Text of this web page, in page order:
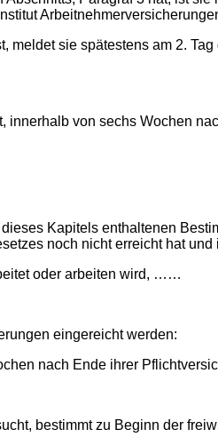
sie spätestens am 2. Tag
von sechs Wochen
Kapitels enthaltenen
noch nicht erreicht hat und
oder arbeiten wird, ……
eingereicht werden:
nach Ende ihrer
bestimmt zu Beginn der